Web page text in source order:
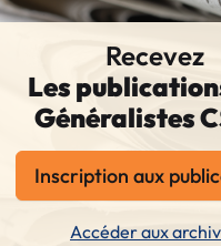
Recevez
Les
Généralistes
Inscription aux
Accéder aux